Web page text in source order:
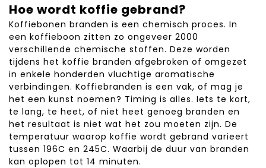
Hoe wordt koffie gebrand?
Koffiebonen branden is een chemisch proces. In
een koffieboon zitten zo ongeveer 2000
verschillende chemische stoffen. Deze worden
tijdens het koffie branden afgebroken of omgezet
in enkele honderden vluchtige aromatische
verbindingen. Koffiebranden is een vak, of mag je
het een kunst noemen? Timing is alles. Iets te kort,
te lang, te heet, of niet heet genoeg branden en
het resultaat is niet wat het zou moeten zijn. De
temperatuur waarop koffie wordt gebrand varieert
tussen 196C en 245C. Waarbij de duur van branden
kan oplopen tot 14 minuten.